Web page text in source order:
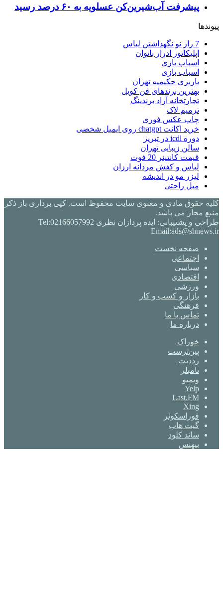
پیشرفت آب‌شیرین‌کن عسلویه به ۶۰ درصد رسید
پیوندها
7 راز نو نگهداشتن لباس
اپلیکاتور ادرار بانوان
اسباب بازی
اسباب بازی
باربری حکیمیه تهران
بهترین برندهای فن کویل
تجارتخانه آراد برندینگ
ترمیم لاک
چاپ عکس فوری
خرید اکانت chatgpt روی ایمیل شخصی
دوره icdl در تبریز
سالن زیبایی تهران
قیمت کانتینر 20 فوت
لباس و کفش مردانه ارزان
لیزر مو در اندیشه
مبل راحتی
کلیه حقوق مادی و معنوی سایت محفوظ است. کپی برداری باز ذکر
منبع مجاز می باشد.
طراحی و پشتیبانی: ایده پردازان نظری Tel:02166057992
Email:ads@shnews.ir
صفحه نخست
اجتماعی
سیاسی
اقتصادی
ورزشی
بازار و کسب و کار
فرهنگی
تماس با ما
درباره ما
خوراک
‫پین‌ترست
‫رددیت
‫تامبلر
ویمیو
Yelp
Last.FM
Xing
فوراسکوئر
گیت ‌هاب
ساند کلود
بیهنس